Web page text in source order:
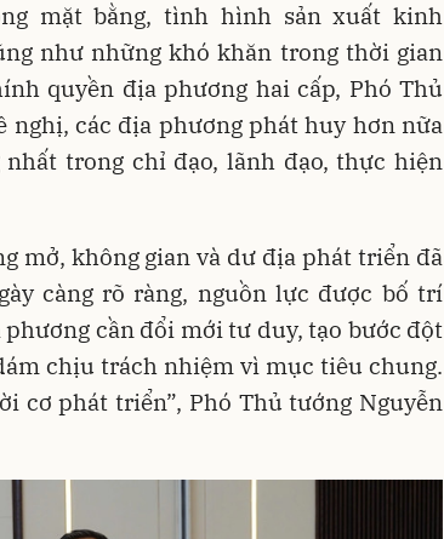
mặt bằng, tình hình sản xuất kinh
như những khó khăn trong thời gian
quyền địa phương hai cấp, Phó Thủ
nghị, các địa phương phát huy hơn nữa
trong chỉ đạo, lãnh đạo, thực hiện
mở, không gian và dư địa phát triển đã
càng rõ ràng, nguồn lực được bố trí
cần đổi mới tư duy, tạo bước đột
chịu trách nhiệm vì mục tiêu chung.
cơ phát triển”, Phó Thủ tướng Nguyễn